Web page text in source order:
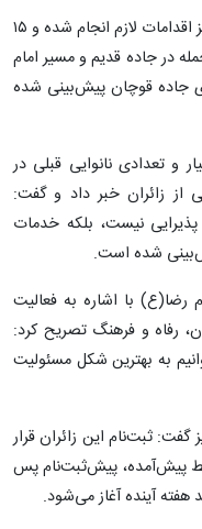
وی ادامه داد: در حوزه خدمات برون‌شهری نیز اقدامات لازم انجام شده و ۱۵
در جاده قدیم و مسیر امام
جاده قوچان پیش‌بینی شده
و تعدادی نانوایی قبلی در
از زائران خبر داد و گفت:
نیست، بلکه خدمات
شده است.
رضا(ع) با اشاره به فعالیت
رفاه و فرهنگ تصریح کرد:
به بهترین شکل مسئولیت
گفت: ثبت‌نام این زائران قرار
شرایط پیش‌آمده، پیش‌ثبت‌نام پس
هفته آینده آغاز می‌شود.